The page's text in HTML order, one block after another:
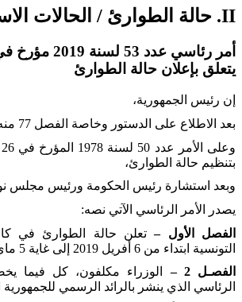
II. حالة الطوارئ / الحالات الاستثنائية
يتعلق بإعلان حالة الطوارئ
إن رئيس الجمهورية،
بعد الاطلاع على الدستور وخاصة الفصل 77 منه،
بتنظيم حالة الطوارئ،
وبعد استشارة رئيس الحكومة ورئيس مجلس
يصدر الأمر الرئاسي الآتي نصه:
الفصل الأول –تعلن حالة الطوارئ في
التونسية ابتداء من 6 أفريل 2019 إلى غاية 5 ماي 2019
الفصـل 2 –
الوزراء مكلفون، كل فيما
الرئاسي الذي ينشر بالرائد الرسمي للجمهورية